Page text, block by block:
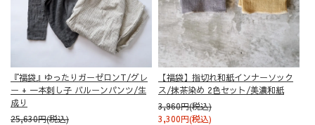
『福袋』ゆったりガーゼロンT/グレ
ー + 一本刺し子 バルーンパンツ/生
成り
25,630円(税込)
【福袋】指切れ和紙インナーソック
ス/抹茶染め 2色セット/美濃和紙
3,960円(税込)
3,300円(税込)